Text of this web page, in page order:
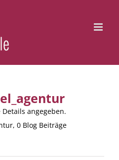
angegeben.
0 Blog Beiträge